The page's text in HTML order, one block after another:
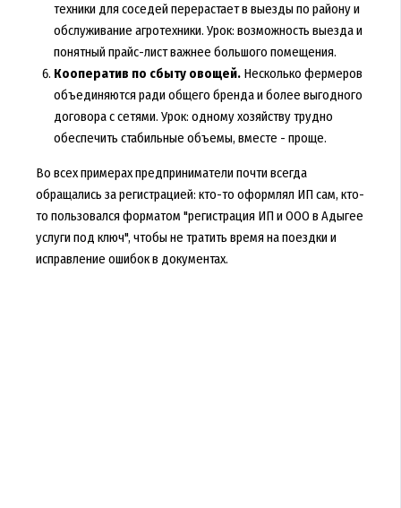
техники для соседей перерастает в выезды по району и
обслуживание агротехники. Урок: возможность выезда и
понятный прайс-лист важнее большого помещения.
Кооператив по сбыту овощей.Несколько фермеров
объединяются ради общего бренда и более выгодного
договора с сетями. Урок: одному хозяйству трудно
обеспечить стабильные объемы, вместе - проще.
Во всех примерах предприниматели почти всегда
обращались за регистрацией: кто-то оформлял ИП сам, кто-
то пользовался форматом "регистрация ИП и ООО в Адыгее
услуги под ключ", чтобы не тратить время на поездки и
исправление ошибок в документах.